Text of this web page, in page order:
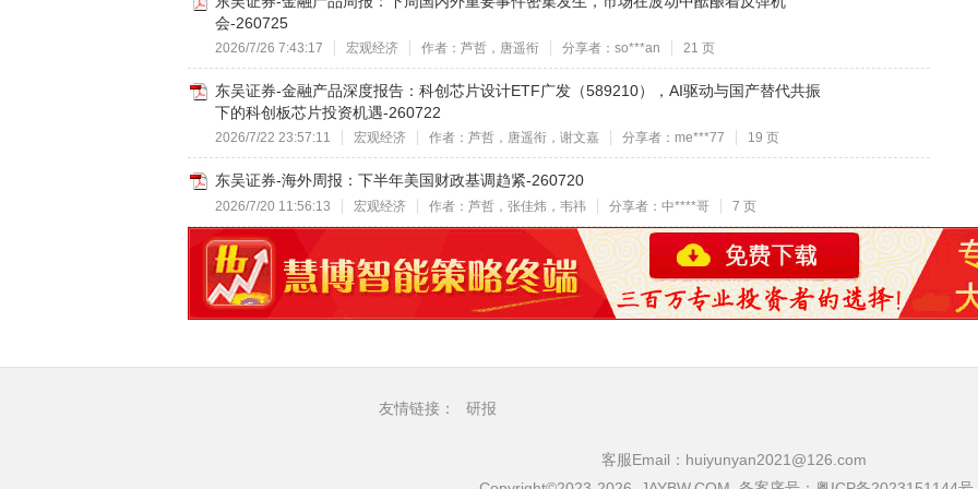
会-260725
2026/7/26 7:43:17 宏观经济 作者：芦哲，唐遥衔 分享者：so***an 21 页
东吴证券-金融产品深度报告：科创芯片设计ETF广发（589210），AI驱动与国产替代共振
下的科创板芯片投资机遇-260722
2026/7/22 23:57:11 宏观经济 作者：芦哲，唐遥衔，谢文嘉 分享者：me***77 19 页
东吴证券-海外周报：下半年美国财政基调趋紧-260720
2026/7/20 11:56:13 宏观经济 作者：芦哲，张佳炜，韦祎 分享者：中****哥 7 页
友情链接： 研报
客服Email：huiyunyan2021@126.com